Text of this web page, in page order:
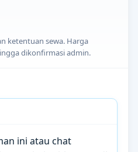
ketentuan sewa. Harga
dikonfirmasi admin.
ini atau chat